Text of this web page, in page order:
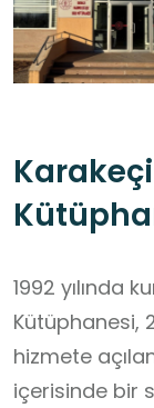
1992 yılında
Kütüphanesi,
hizmete
içerisinde bir